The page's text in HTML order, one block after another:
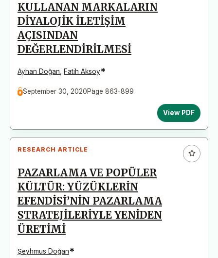
KULLANAN MARKALARIN
DİYALOJİK İLETİŞİM
AÇISINDAN
DEĞERLENDİRİLMESİ
Ayhan Doğan Fatih Aksoy*
September 30, 2020Page 863-899
View PDF
RESEARCH ARTICLE
PAZARLAMA VE POPÜLER
KÜLTÜR: YÜZÜKLERİN
EFENDİSİ’NİN PAZARLAMA
STRATEJİLERİYLE YENİDEN
ÜRETİMİ
Şeyhmus Doğan*